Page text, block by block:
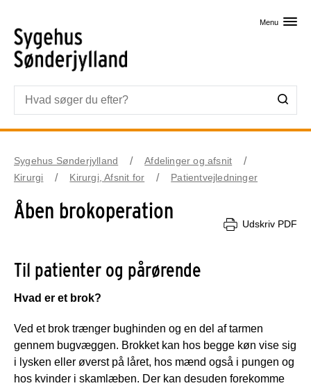
Menu
Sygehus Sønderjylland
Afdelinger og afsnit
Kirurgi
Kirurgi, Afsnit for Patientvejledninger
Åben brokoperation
Udskriv PDF
Til patienter og pårørende
Hvad er et brok?
Ved et brok trænger bughinden og en del af tarmen
gennem bugvæggen. Brokket kan hos begge køn vise sig
i lysken eller øverst på låret, hos mænd også i pungen og
hos kvinder i skamlæben. Der kan desuden forekomme